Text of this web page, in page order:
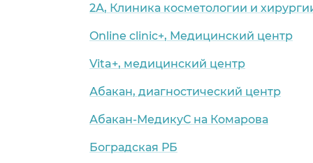
2А, Клиника косметологии и
Online clinic+, Медицинский центр
Vita+, медицинский центр
Абакан, диагностический центр
Абакан-МедикуС на Комарова
Боградская РБ